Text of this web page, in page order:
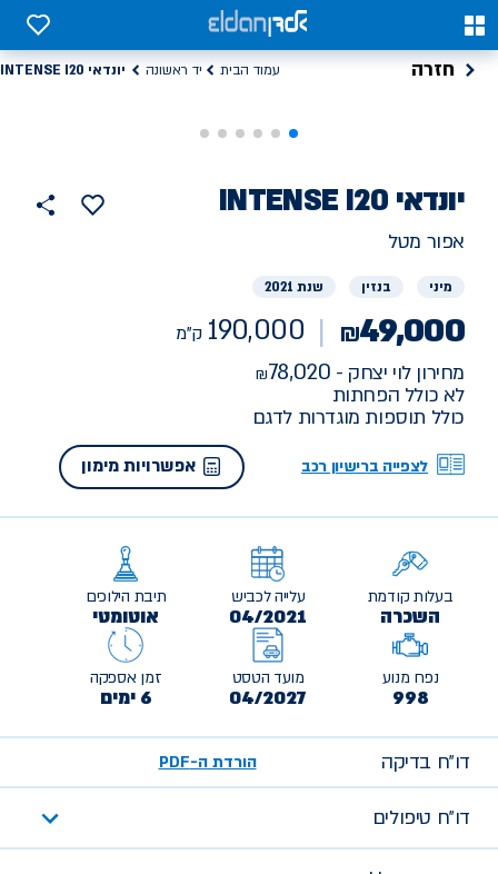
0
0
חזרה עמוד הבית יד ראשונה יונדאי INTENSE I20
רכב
יד
יונדאי INTENSE I20
הוסף
למועדפים
אפור מטל
מיני בנזין שנת 2021
₪49,000
190,000 ק"מ
מחירון לוי יצחק - 78,020
לא כולל הפחתות
כולל תוספות מוגדרות לדגם
לצפייה ברישיון רכב אפשרויות מימון
בעלות קודמת
השכרה
עלייה לכביש
04/2021
תיבת הילוכים
אוטומטי
נפח מנוע
998
מועד הטסט
04/2027
זמן אספקה
6 ימים
דו״ח בדיקה הורדת ה-PDF
דו״ח טיפולים